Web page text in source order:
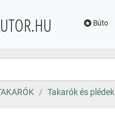
Búto
Takarók és plédek